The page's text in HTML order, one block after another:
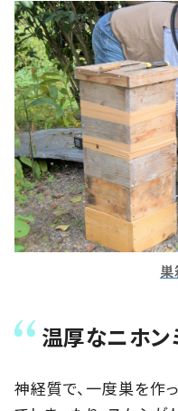
温厚なニホン
神経質で、一度巣を作